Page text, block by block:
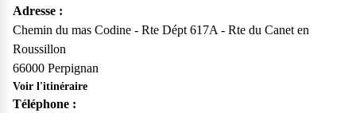
Adresse :
Chemin du mas Codine - Rte Dépt 617A - Rte du Canet en
Roussillon
66000 Perpignan
Voir l'itinéraire
Téléphone :